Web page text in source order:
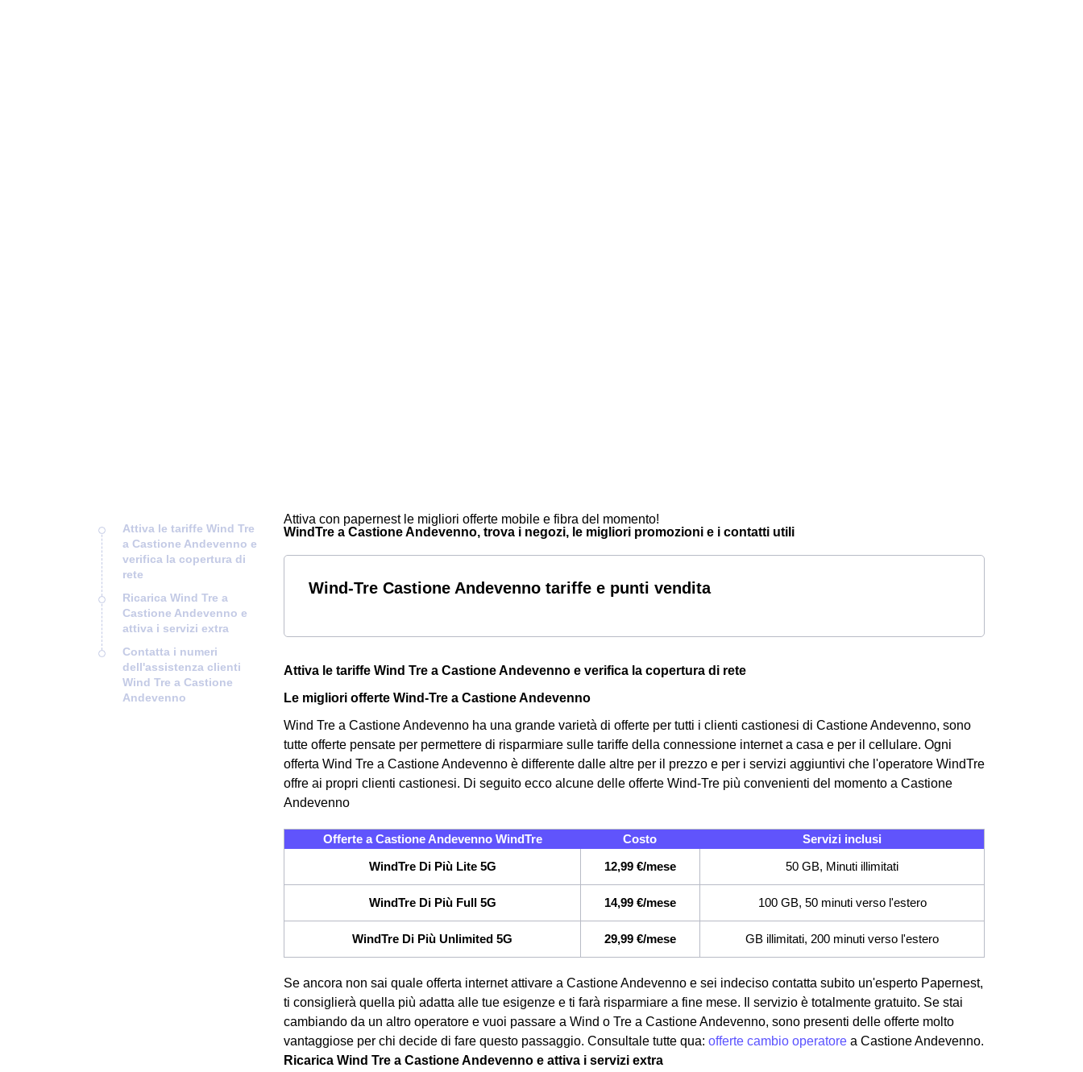
Attiva le tariffe Wind Tre
a Castione Andevenno e
verifica la copertura di
rete
Ricarica Wind Tre a
Castione Andevenno e
attiva i servizi extra
Contatta i numeri
dell'assistenza clienti
Wind Tre a Castione
Andevenno
Attiva con papernest le migliori offerte mobile e fibra del momento!
WindTre a Castione Andevenno, trova i negozi, le migliori promozioni e i contatti utili
Wind-Tre Castione Andevenno tariffe e punti vendita
Attiva le tariffe Wind Tre a Castione Andevenno e verifica la copertura di rete
Le migliori offerte Wind-Tre a Castione Andevenno
Wind Tre a Castione Andevenno ha una grande varietà di offerte per tutti i clienti castionesi di Castione Andevenno, sono
tutte offerte pensate per permettere di risparmiare sulle tariffe della connessione internet a casa e per il cellulare. Ogni
offerta Wind Tre a Castione Andevenno è differente dalle altre per il prezzo e per i servizi aggiuntivi che l'operatore WindTre
offre ai propri clienti castionesi. Di seguito ecco alcune delle offerte Wind-Tre più convenienti del momento a Castione
Andevenno
Offerte a Castione Andevenno WindTre Costo
Servizi inclusi
WindTre Di Più Lite 5G
12,99 €/mese 50 GB, Minuti illimitati
WindTre Di Più Full 5G 14,99 €/mese 100 GB, 50 minuti verso l'estero
WindTre Di Più Unlimited 5G 29,99 €/mese GB illimitati, 200 minuti verso l'estero
Se ancora non sai quale offerta internet attivare a Castione Andevenno e sei indeciso contatta subito un'esperto Papernest,
ti consiglierà quella più adatta alle tue esigenze e ti farà risparmiare a fine mese. Il servizio è totalmente gratuito. Se stai
cambiando da un altro operatore e vuoi passare a Wind o Tre a Castione Andevenno, sono presenti delle offerte molto
vantaggiose per chi decide di fare questo passaggio. Consultale tutte qua: offerte cambio operatore a Castione Andevenno.
Ricarica Wind Tre a Castione Andevenno e attiva i servizi extra